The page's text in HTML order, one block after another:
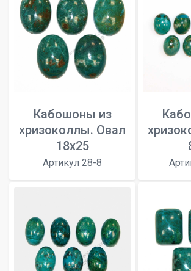
Кабошоны из
хризоколлы. Овал
18х25
Артикул 28-8